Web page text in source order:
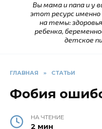
Вы мама и папа и у
этот ресурс
на темы:
ребенка,
детское
ГЛАВНАЯ » СТАТЬИ
Фобия
НА ЧТЕНИЕ
2 мин